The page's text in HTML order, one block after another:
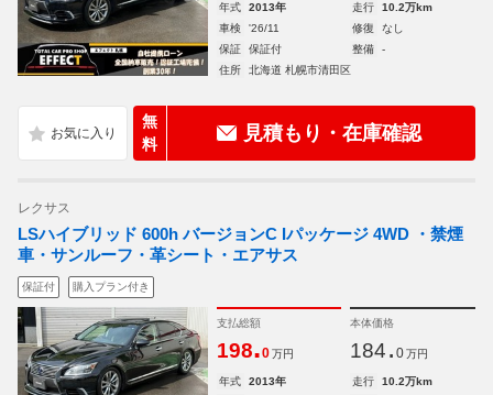
年式 2013年 走行
10.2万km
車検
'26/11 修復
なし
保証
保証付 整備
-
住所
北海道 札幌市清田区
無
料
見積もり・在庫確認
レクサス
LSハイブリッド 600h バージョンC Iパッケージ 4WD ・禁煙
車・サンルーフ・革シート・エアサス
保証付 購入プラン付き
支払総額
198.0 万円
本体価格
184. 0 万円
年式 2013年 走行
10.2万km